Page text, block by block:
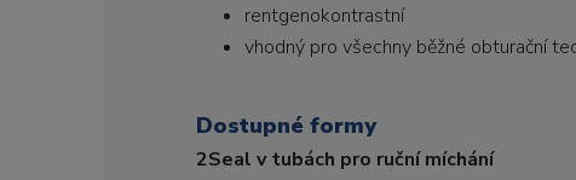
rentgenokontrastní
vhodný pro všechny běžné obturační
Dostupné formy
2Seal v tubách pro ruční míchání